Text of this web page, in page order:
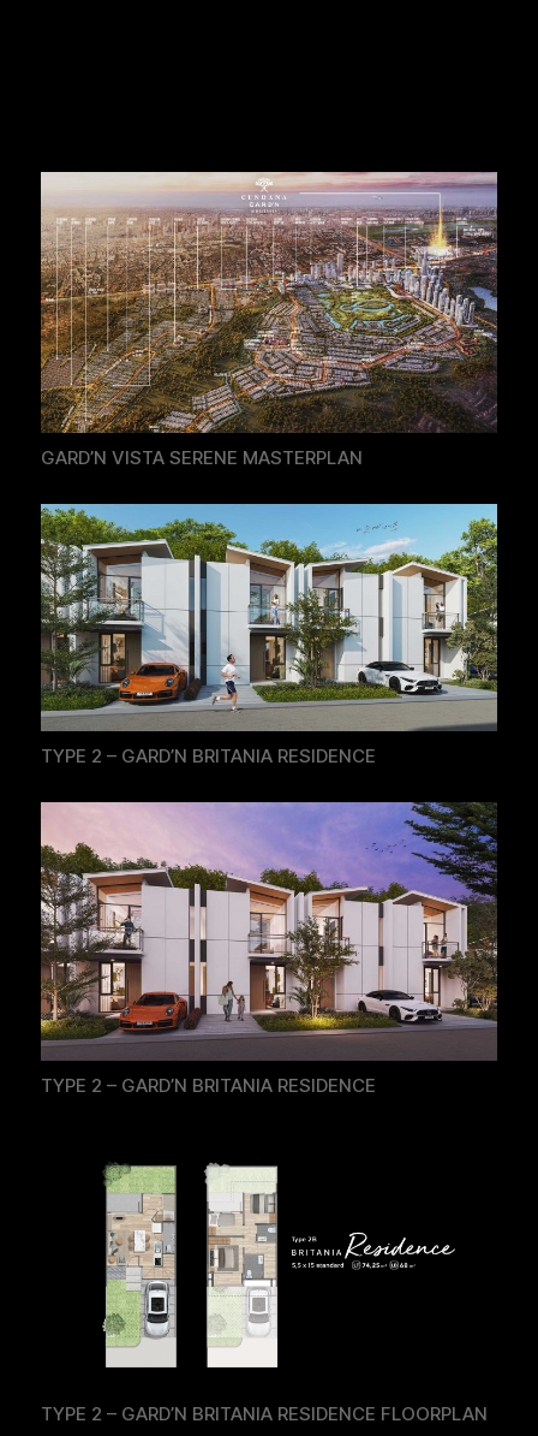
GARD’N VISTA SERENE MASTERPLAN
TYPE 2 – GARD’N BRITANIA RESIDENCE
TYPE 2 – GARD’N BRITANIA RESIDENCE
TYPE 2 – GARD’N BRITANIA RESIDENCE FLOORPLAN